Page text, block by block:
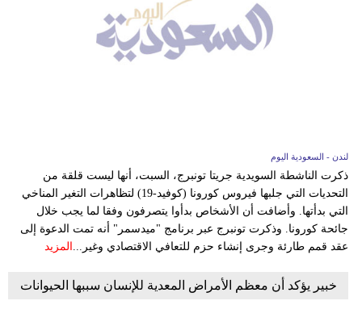
لندن - السعودية اليوم
ذكرت الناشطة السويدية جريتا تونبرج، السبت، أنها ليست قلقة من
التحديات التي جلبها فيروس كورونا (كوفيد-19) لتظاهرات التغير المناخي
التي بدأتها. وأضافت أن الأشخاص بدأوا يتصرفون وفقا لما يجب خلال
جائحة كورونا. وذكرت تونبرج عبر برنامج "ميدسمر" أنه تمت الدعوة إلى
عقد قمم طارئة وجرى إنشاء حزم للتعافي الاقتصادي وغير...
المزيد
خبير يؤكد أن معظم الأمراض المعدية للإنسان سببها الحيوانات